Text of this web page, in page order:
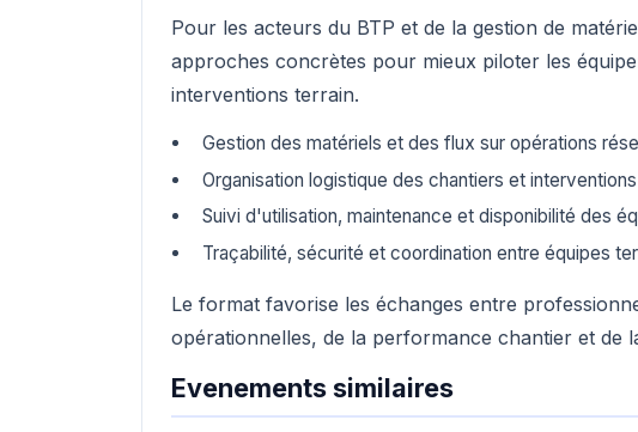
Pour les acteurs du BTP et de la gestion de
approches concrètes pour mieux piloter les
interventions terrain.
Gestion des matériels et des flux sur opérations
Organisation logistique des chantiers et
Suivi d'utilisation, maintenance et disponibilité des
Traçabilité, sécurité et coordination entre équipes
Le format favorise les échanges entre
opérationnelles, de la performance chantier et de
Evenements similaires